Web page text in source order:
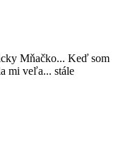
Mňačko... Keď som
mi veľa... stále